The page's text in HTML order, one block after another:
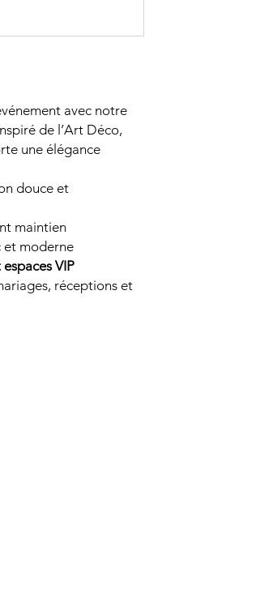
avec notre
de l’Art Déco,
une élégance
douce et
maintien
moderne
VIP
réceptions et